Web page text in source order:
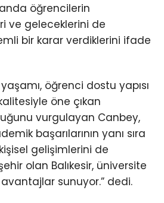
öğrencilerin
ve geleceklerini de
bir karar verdiklerini ifade
öğrenci dostu yapısı
öne çıkan
vurgulayan Canbey,
başarılarının yanı sıra
gelişimlerini de
olan Balıkesir, üniversite
sunuyor.” dedi.